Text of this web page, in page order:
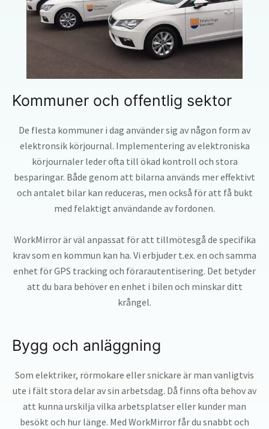
Kommuner och offentlig sektor
De flesta kommuner i dag använder sig av någon form av
elektronsik körjournal. Implementering av elektroniska
körjournaler leder ofta till ökad kontroll och stora
besparingar. Både genom att bilarna används mer effektivt
och antalet bilar kan reduceras, men också för att få bukt
med felaktigt användande av fordonen.
WorkMirror är väl anpassat för att tillmötesgå de specifika
krav som en kommun kan ha. Vi erbjuder t.ex. en och samma
enhet för GPS tracking och förarautentisering. Det betyder
att du bara behöver en enhet i bilen och minskar ditt
krångel.
Bygg och anläggning
Som elektriker, rörmokare eller snickare är man vanligtvis
ute i fält stora delar av sin arbetsdag. Då finns ofta behov av
att kunna urskilja vilka arbetsplatser eller kunder man
besökt och hur länge. Med WorkMirror får du snabbt och